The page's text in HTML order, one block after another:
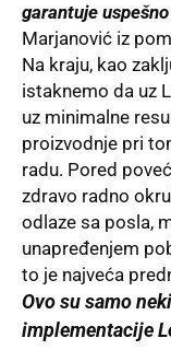
garantuje
Marjanović iz
Na kraju, kao
istaknemo da uz
uz minimalne
proizvodnje pri
radu. Pored
zdravo radno
odlaze sa posla,
unapređenjem
to je najveća
Ovo su samo
implementacije